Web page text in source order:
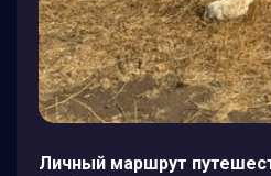
Личный маршрут